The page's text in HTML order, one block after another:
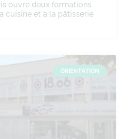
ouvre deux formations
cuisine et à la pâtisserie
ORIENTATION